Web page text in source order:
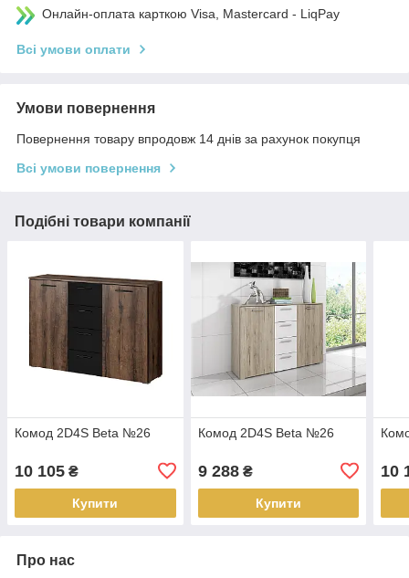
Онлайн-оплата карткою Visa, Mastercard - LiqPay
Всі умови оплати
Умови повернення
Повернення товару впродовж 14 днів за рахунок покупця
Всі умови повернення
Подібні товари компанії
Комод 2D4S Beta №26
10 105 ₴
Купити
Комод 2D4S Beta №26
9 288₴
Купити
10
Про нас